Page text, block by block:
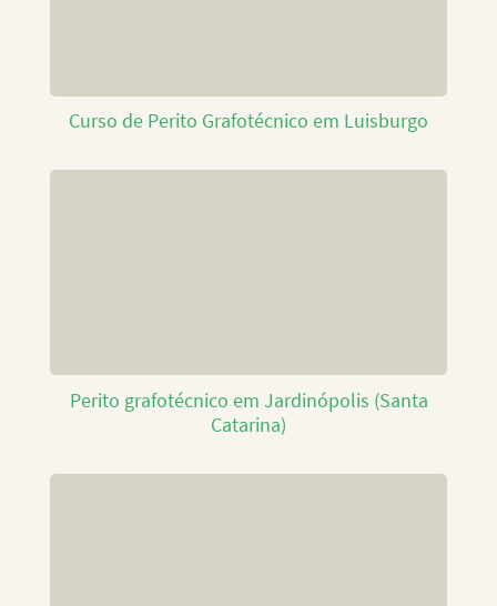
Curso de Perito Grafotécnico em Luisburgo
Perito grafotécnico em Jardinópolis (Santa
Catarina)